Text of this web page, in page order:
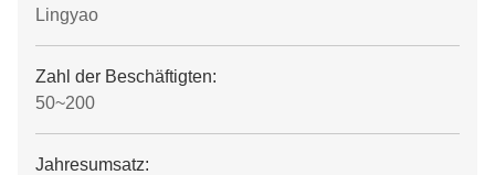
Lingyao
Zahl der Beschäftigten:
50~200
Jahresumsatz: